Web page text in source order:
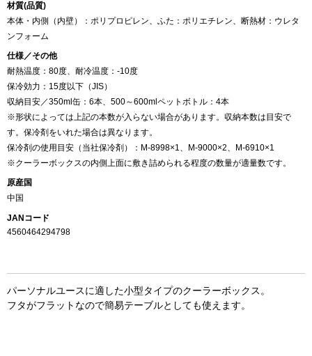
お買い物を続ける カートへ進む
材質(品質)
本体・内側（内壁）：ポリプロピレン、ふた：ポリエチレン、断熱材：ウレタ
ンフォーム
仕様／その他
耐熱温度：80度、耐冷温度：-10度
保冷効力：15度以下（JIS）
収納目安／350ml缶：6本、500～600mlペットボトル：4本
※形状によっては上記の本数が入らない場合があります。収納本数は目安で
す。保冷剤をいれた場合は異なります。
保冷剤の使用目安（当社保冷剤）：M-8998×1、M-9000×2、M-6910×1
※クーラーボックスの内側上面に敷き詰められる程度の数量が適量数です。
原産国
中国
JANコード
4560464294798
パーソナルユースに適した小型タイプのクーラーボックス。
フタがフラットなので簡易テーブルとしても使えます。